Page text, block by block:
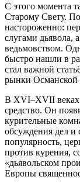
С этого момента
Старому Свету.
настороженно:
слугами дьявола,
ведьмовством.
быстро нашли в
стал важной
рынки Османской
В XVI–XVII веках
средство. Он
курительные
обсуждения дел и
популярность,
против курения,
«дьявольском
Европы